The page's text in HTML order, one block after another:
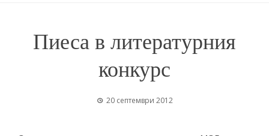
Пиеса в литературния
конкурс
20 септември 2012